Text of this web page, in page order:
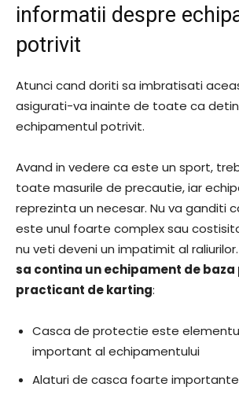
informatii despre
potrivit
Atunci cand doriti sa imbratisati
asigurati-va inainte de toate ca
echipamentul potrivit.
Avand in vedere ca este un sport,
toate masurile de precautie, iar
reprezinta un necesar. Nu va ganditi
este unul foarte complex sau
nu veti deveni un impatimit al raliurilor.
sa contina un echipament de
practicant de karting:
Casca de protectie este
important al echipamentului
Alaturi de casca foarte